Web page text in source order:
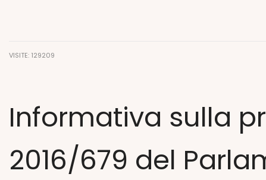
VISITE: 129209
Informativa sulla
2016/679 del